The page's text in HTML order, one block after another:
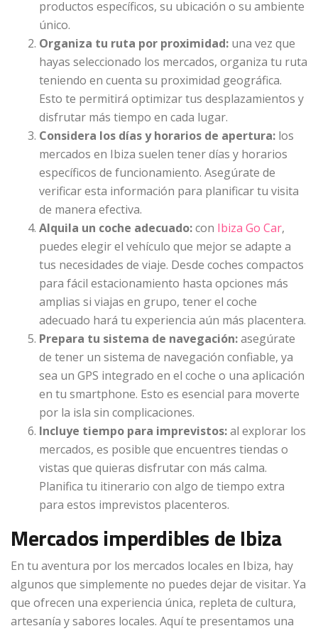
productos específicos, su ubicación o su ambiente
único.
Organiza tu ruta por proximidad: una vez que
hayas seleccionado los mercados, organiza tu ruta
teniendo en cuenta su proximidad geográfica.
Esto te permitirá optimizar tus desplazamientos y
disfrutar más tiempo en cada lugar.
Considera los días y horarios de apertura: los
mercados en Ibiza suelen tener días y horarios
específicos de funcionamiento. Asegúrate de
verificar esta información para planificar tu visita
de manera efectiva.
Alquila un coche adecuado:con Ibiza Go Car,
puedes elegir el vehículo que mejor se adapte a
tus necesidades de viaje. Desde coches compactos
para fácil estacionamiento hasta opciones más
amplias si viajas en grupo, tener el coche
adecuado hará tu experiencia aún más placentera.
Prepara tu sistema de navegación:asegúrate
de tener un sistema de navegación confiable, ya
sea un GPS integrado en el coche o una aplicación
en tu smartphone. Esto es esencial para moverte
por la isla sin complicaciones.
Incluye tiempo para imprevistos:al explorar los
mercados, es posible que encuentres tiendas o
vistas que quieras disfrutar con más calma.
Planifica tu itinerario con algo de tiempo extra
para estos imprevistos placenteros.
Mercados imperdibles de Ibiza
En tu aventura por los mercados locales en Ibiza, hay
algunos que simplemente no puedes dejar de visitar. Ya
que ofrecen una experiencia única, repleta de cultura,
artesanía y sabores locales. Aquí te presentamos una